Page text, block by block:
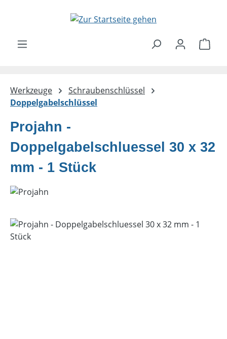
Zum Hauptinhalt springen
Werkzeuge
Schraubenschlüssel
Doppelgabelschlüssel
Projahn -
Doppelgabelschluessel 30 x 32
mm - 1 Stück
Bildergalerie überspringen